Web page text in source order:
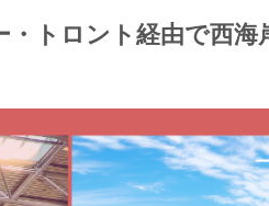
トロント経由で西海